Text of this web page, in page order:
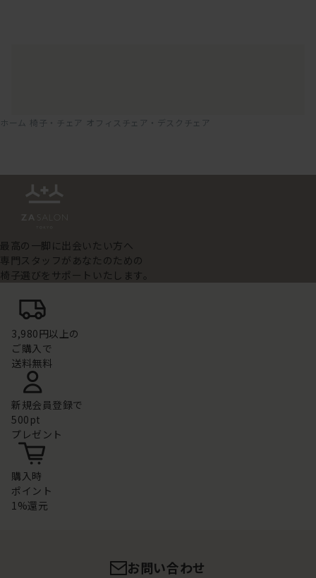
ホーム 椅子・チェア オフィスチェア・デスクチェア
最高の一脚に出会いたい方へ
専門スタッフがあなたのための
椅子選びをサポートいたします。
3,980円以上の
ご購入で
送料無料
新規会員登録で
500pt
プレゼント
購入時
ポイント
1%還元
お問い合わせ